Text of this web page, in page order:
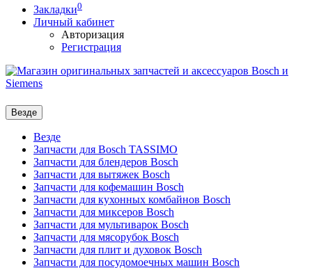
Закладки0
Личный кабинет
Авторизация
Регистрация
Везде
Везде
Запчасти для Bosch TASSIMO
Запчасти для блендеров Bosch
Запчасти для вытяжек Bosch
Запчасти для кофемашин Bosch
Запчасти для кухонных комбайнов Bosch
Запчасти для миксеров Bosch
Запчасти для мультиварок Bosch
Запчасти для мясорубок Bosch
Запчасти для плит и духовок Bosch
Запчасти для посудомоечных машин Bosch